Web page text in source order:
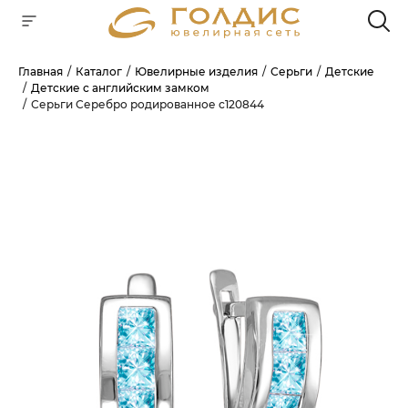
Главная Каталог Ювелирные изделия Серьги
Детские
Детские с английским замком
Серьги Серебро родированное с120844
Для клиентов всех банков
ГРАФИК ПЛАТЕЖЕЙ